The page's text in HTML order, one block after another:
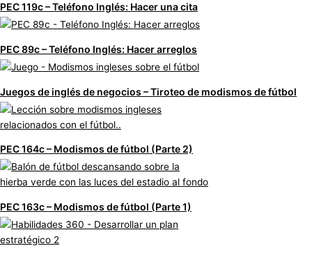
PEC 119c – Teléfono Inglés: Hacer una cita
PEC 89c – Teléfono Inglés: Hacer arreglos
Juegos de inglés de negocios – Tiroteo de modismos de fútbol
PEC 164c – Modismos de fútbol (Parte 2)
PEC 163c – Modismos de fútbol (Parte 1)